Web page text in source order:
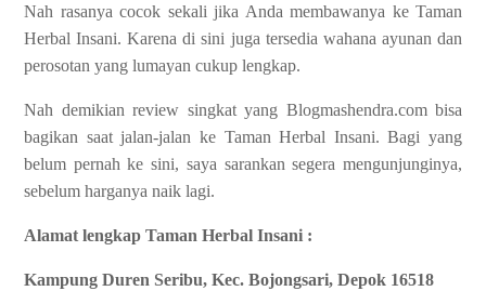
Nah rasanya cocok sekali jika Anda membawanya ke Taman
Herbal Insani. Karena di sini juga tersedia wahana ayunan dan
perosotan yang lumayan cukup lengkap.
Nah demikian review singkat yang Blogmashendra.com bisa
bagikan saat jalan-jalan ke Taman Herbal Insani. Bagi yang
belum pernah ke sini, saya sarankan segera mengunjunginya,
sebelum harganya naik lagi.
Alamat lengkap Taman Herbal Insani :
Kampung Duren Seribu, Kec. Bojongsari, Depok 16518